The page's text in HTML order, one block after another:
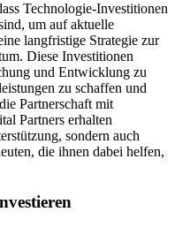
Technologie-Investitionen
um auf aktuelle
langfristige Strategie zur
Diese Investitionen
und Entwicklung zu
zu schaffen und
Partnerschaft mit
Partners erhalten
sondern auch
die ihnen dabei helfen,